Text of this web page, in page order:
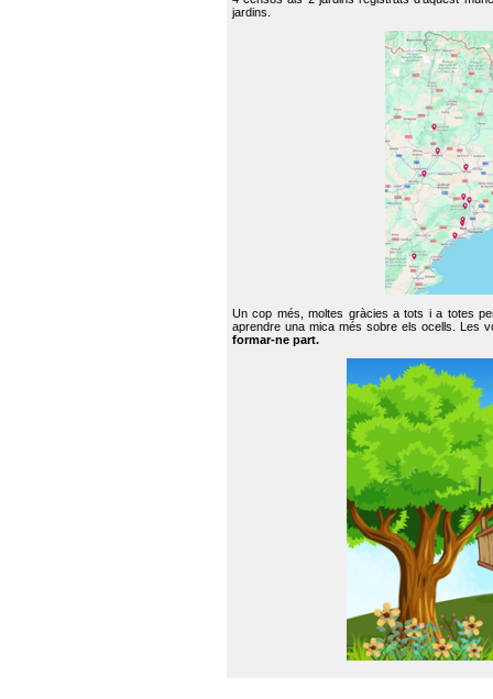
jardins.
Un cop més, moltes gràcies a tots i a totes
aprendre una mica més sobre els ocells. Les
formar-ne part.